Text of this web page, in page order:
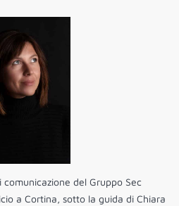
del Gruppo Sec
a Cortina, sotto la guida di Chiara